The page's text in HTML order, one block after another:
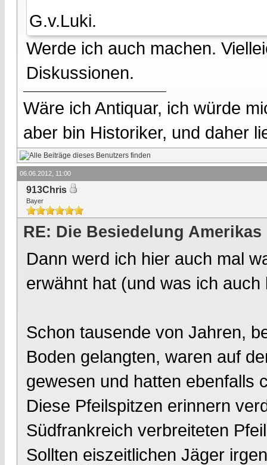
G.v.Luki.
Werde ich auch machen.
Diskussionen.
Wäre ich Antiquar, ich würde
aber bin Historiker, und daher
06.06.2012, 11:00
913Chris
Bayer
RE: Die Besiedelung Amerikas
Dann werd ich hier auch mal
erwähnt hat (und was ich
Schon tausende von Jahren,
Boden gelangten, waren auf
gewesen und hatten ebenfalls
Diese Pfeilspitzen erinnern
Südfrankreich verbreiteten
Sollten eiszeitlichen Jäger